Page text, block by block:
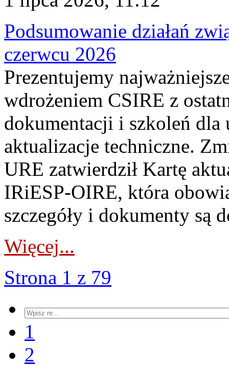
Podsumowanie działań
czerwcu 2026
Prezentujemy
wdrożeniem CSIRE z
dokumentacji i szkoleń
aktualizacje techniczne.
URE zatwierdził Kartę
IRiESP‑OIRE, która
szczegóły i dokumenty są
Więcej...
Strona 1 z 79
1
2